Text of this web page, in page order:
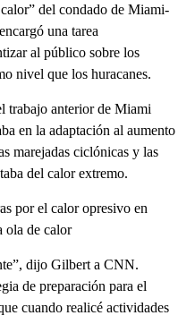
del condado de Miami-
una tarea
al público sobre los
nivel que los huracanes.
trabajo anterior de Miami
en la adaptación al aumento
marejadas ciclónicas y las
del calor extremo.
por el calor opresivo en
ola de calor
dijo Gilbert a CNN.
de preparación para el
cuando realicé actividades